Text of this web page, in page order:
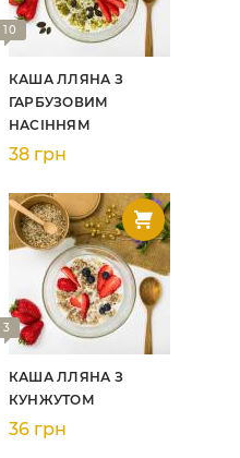
10
КАША ЛЛЯНА З
ГАРБУЗОВИМ
НАСІННЯМ
38 грн
3
КАША ЛЛЯНА З
КУНЖУТОМ
36 грн